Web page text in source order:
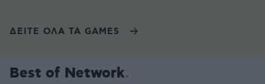
ΔΕΙΤΕ ΟΛΑ ΤΑ GAMES
Best of Network